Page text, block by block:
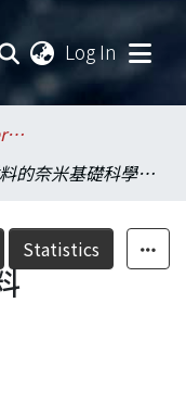
Log In
.National Taiwan University / 國立臺灣大學
尖端材料的奈米基礎科學研究--以分子材料為主之電子元件及相關材料(子計畫一)(1/4)
Statistics